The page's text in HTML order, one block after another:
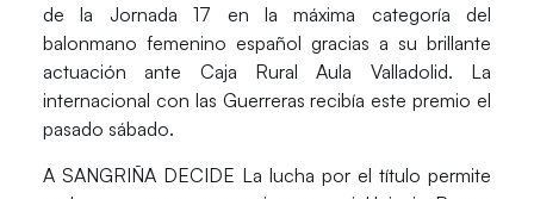
de la Jornada 17 en la máxima categoría del
balonmano femenino español gracias a su brillante
actuación ante Caja Rural Aula Valladolid. La
internacional con las Guerreras recibía este premio el
pasado sábado.
A SANGRIÑA DECIDE La lucha por el título permite